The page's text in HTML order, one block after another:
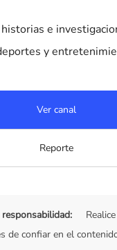
historias e
y
Ver canal
Reporte
de confiar en el